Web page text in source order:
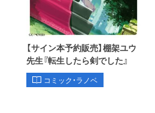
【サイン本予約販売】棚架ユウ
先生『転生したら剣でした』
コミック・ラノベ